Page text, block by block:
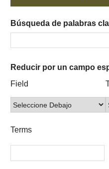
Búsqueda de palabras
of
rows
in
por
un
campo
Reducir por un campo
Campo
búsqueda
Tipo
búsqueda
Términos
búsqueda
Ensamblador
Búsqueda
Field
Terms